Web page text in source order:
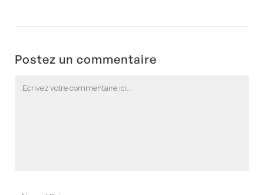
Postez un commentaire